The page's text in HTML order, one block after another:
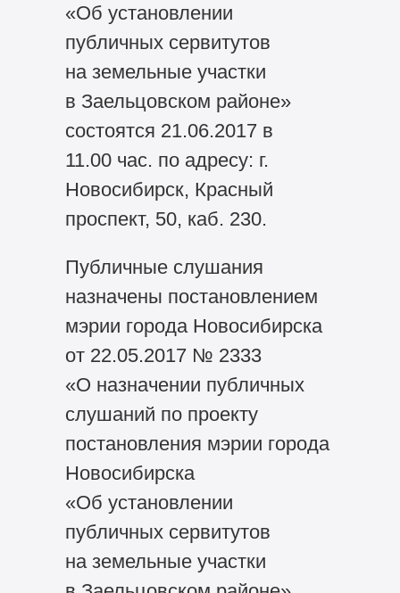
«Об установлении
публичных сервитутов
на земельные участки
в Заельцовском районе»
состоятся 21.06.2017 в
11.00 час. по адресу: г.
Новосибирск, Красный
проспект, 50, каб. 230.
Публичные слушания
назначены постановлением
мэрии города Новосибирска
от 22.05.2017 № 2333
«О назначении публичных
слушаний по проекту
постановления мэрии города
Новосибирска
«Об установлении
публичных сервитутов
на земельные участки